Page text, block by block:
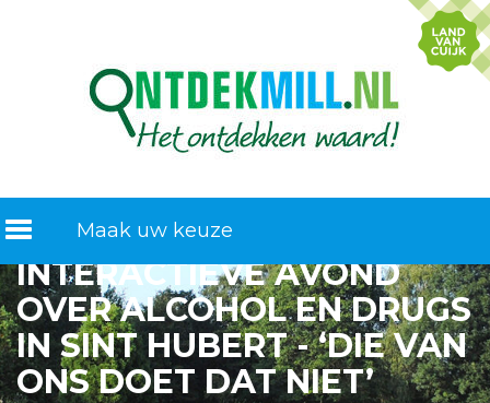
Maak uw keuze
INTERACTIEVE AVOND
OVER ALCOHOL EN DRUGS
IN SINT HUBERT - ‘DIE VAN
ONS DOET DAT NIET’